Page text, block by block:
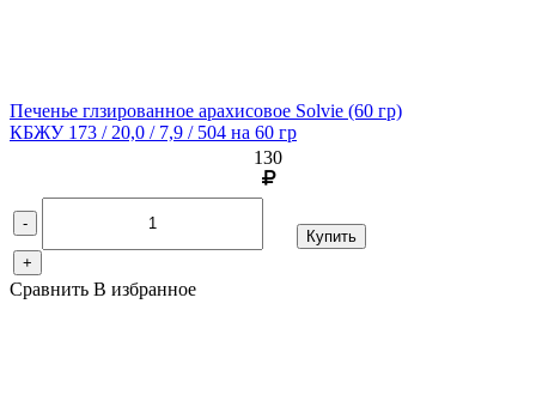
Печенье глзированное арахисовое Solvie (60 гр)
КБЖУ 173 / 20,0 / 7,9 / 504 на 60 гр
130
-
+
Купить
Сравнить В избранное